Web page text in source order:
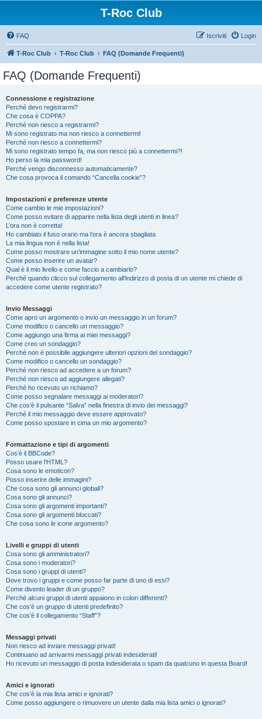
T-Roc Club
FAQ Login
Iscriviti
T-Roc Club T-Roc Club FAQ (Domande Frequenti)
FAQ (Domande Frequenti)
Connessione e registrazione
Perché devo registrarmi?
Che cosa è COPPA?
Perché non riesco a registrarmi?
Mi sono registrato ma non riesco a connettermi!
Perché non riesco a connettermi?
Mi sono registrato tempo fa, ma non riesco più a connettermi?!
Ho perso la mia password!
Perché vengo disconnesso automaticamente?
Che cosa provoca il comando “Cancella cookie”?
Impostazioni e preferenze utente
Come cambio le mie impostazioni?
Come posso evitare di apparire nella lista degli utenti in linea?
L’ora non è corretta!
Ho cambiato il fuso orario ma l’ora è ancora sbagliata
La mia lingua non è nella lista!
Come posso mostrare un’immagine sotto il mio nome utente?
Come posso inserire un avatar?
Qual è il mio livello e come faccio a cambiarlo?
Perché quando clicco sul collegamento all’indirizzo di posta di un utente mi chiede di
accedere come utente registrato?
Invio Messaggi
Come apro un argomento o invio un messaggio in un forum?
Come modifico o cancello un messaggio?
Come aggiungo una firma ai miei messaggi?
Come creo un sondaggio?
Perché non è possibile aggiungere ulteriori opzioni del sondaggio?
Come modifico o cancello un sondaggio?
Perché non riesco ad accedere a un forum?
Perché non riesco ad aggiungere allegati?
Perché ho ricevuto un richiamo?
Come posso segnalare messaggi ai moderatori?
Che cos’è il pulsante “Salva” nella finestra di invio dei messaggi?
Perché il mio messaggio deve essere approvato?
Come posso spostare in cima un mio argomento?
Formattazione e tipi di argomenti
Cos’è il BBCode?
Posso usare l’HTML?
Cosa sono le emoticon?
Posso inserire delle immagini?
Che cosa sono gli annunci globali?
Cosa sono gli annunci?
Cosa sono gli argomenti importanti?
Cosa sono gli argomenti bloccati?
Che cosa sono le icone argomento?
Livelli e gruppi di utenti
Cosa sono gli amministratori?
Cosa sono i moderatori?
Cosa sono i gruppi di utenti?
Dove trovo i gruppi e come posso far parte di uno di essi?
Come divento leader di un gruppo?
Perché alcuni gruppi di utenti appaiono in colori differenti?
Che cos’è un gruppo di utenti predefinito?
Che cos’è il collegamento “Staff”?
Messaggi privati
Non riesco ad inviare messaggi privati!
Continuano ad arrivarmi messaggi privati indesiderati!
Ho ricevuto un messaggio di posta indesiderata o spam da qualcuno in questa Board!
Amici e ignorati
Che cos’è la mia lista amici e ignorati?
Come posso aggiungere o rimuovere un utente dalla mia lista amici o ignorati?